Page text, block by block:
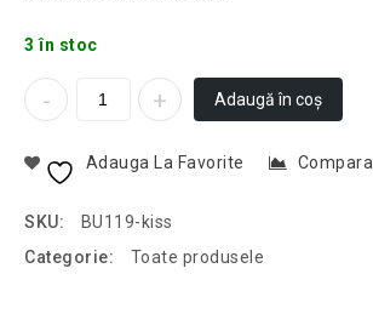
3 în stoc
Adaugă în coș
Adauga La Favorite Compara
SKU:
BU119-kiss
Categorie:
Toate produsele